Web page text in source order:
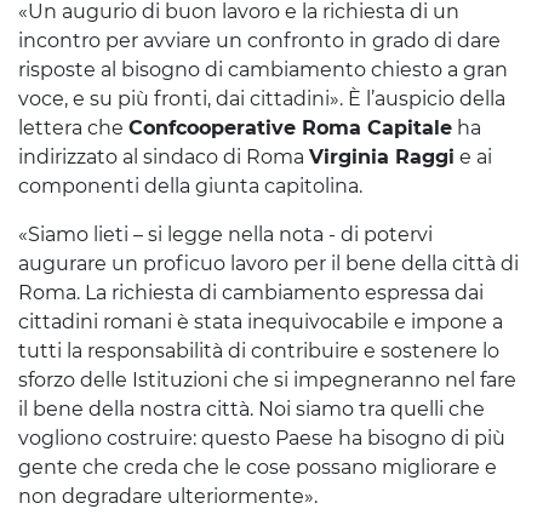
«Un augurio di buon lavoro e la richiesta di un
incontro per avviare un confronto in grado di dare
risposte al bisogno di cambiamento chiesto a gran
voce, e su più fronti, dai cittadini». È l’auspicio della
lettera che Confcooperative Roma Capitale ha
indirizzato al sindaco di Roma Virginia Raggi e ai
componenti della giunta capitolina.
«Siamo lieti – si legge nella nota - di potervi
augurare un proficuo lavoro per il bene della città di
Roma. La richiesta di cambiamento espressa dai
cittadini romani è stata inequivocabile e impone a
tutti la responsabilità di contribuire e sostenere lo
sforzo delle Istituzioni che si impegneranno nel fare
il bene della nostra città. Noi siamo tra quelli che
vogliono costruire: questo Paese ha bisogno di più
gente che creda che le cose possano migliorare e
non degradare ulteriormente».